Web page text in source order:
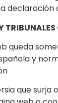
declaración
queda
y
que surja